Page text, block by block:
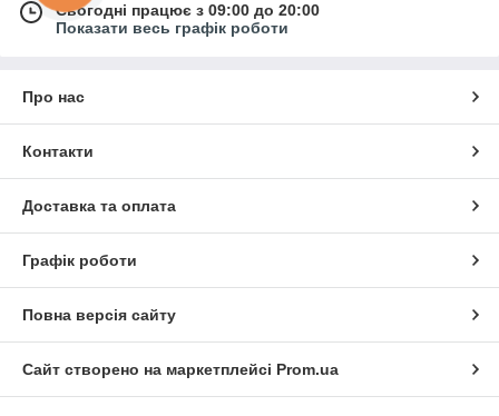
Сьогодні працює з 09:00 до 20:00
Показати весь графік роботи
Про нас
Контакти
Доставка та оплата
Графік роботи
Повна версія сайту
Сайт створено на маркетплейсі Prom.ua